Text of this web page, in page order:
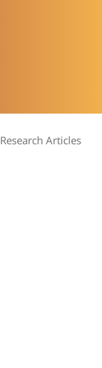
Research Articles